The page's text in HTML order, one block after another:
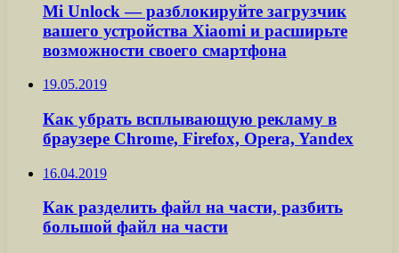
Mi Unlock — разблокируйте загрузчик
вашего устройства Xiaomi и расширьте
возможности своего смартфона
19.05.2019
Как убрать всплывающую рекламу в
браузере Chrome, Firefox, Opera, Yandex
16.04.2019
Как разделить файл на части, разбить
большой файл на части